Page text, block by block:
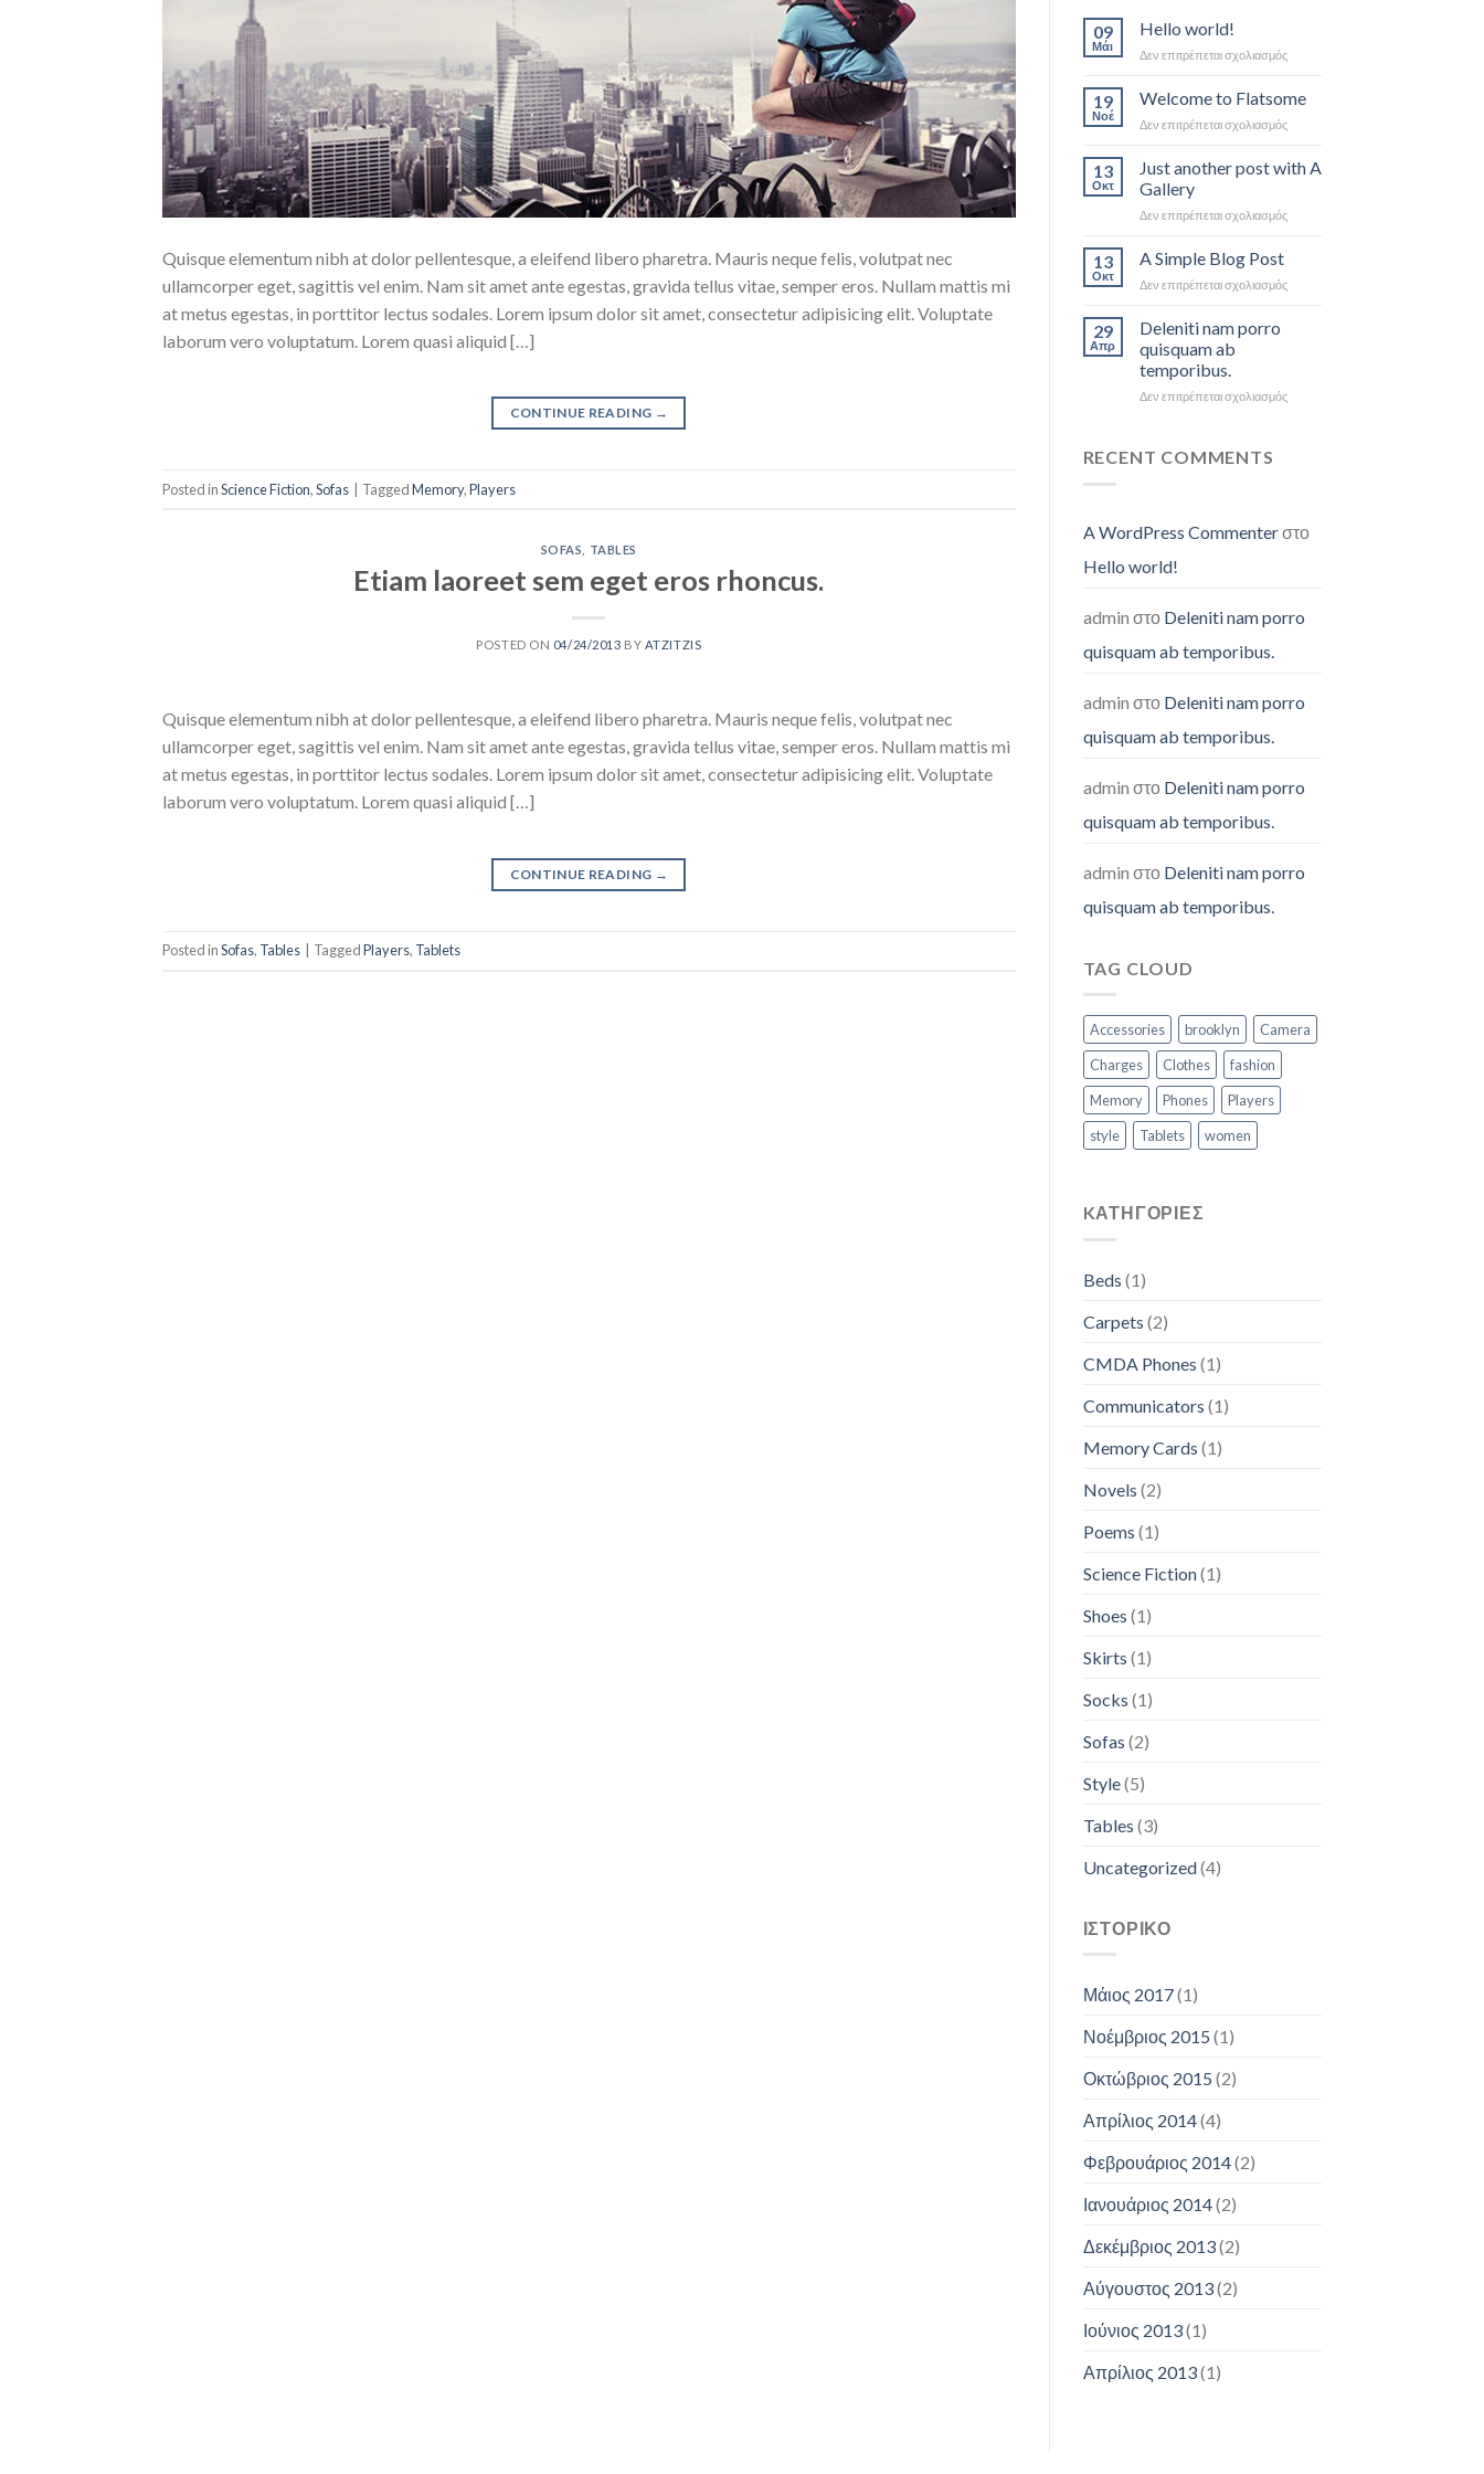
Quisque elementum nibh at dolor pellentesque, a eleifend libero pharetra. Mauris neque felis, volutpat nec
ullamcorper eget, sagittis vel enim. Nam sit amet ante egestas, gravida tellus vitae, semper eros. Nullam mattis mi
at metus egestas, in porttitor lectus sodales. Lorem ipsum dolor sit amet, consectetur adipisicing elit. Voluptate
laborum vero voluptatum. Lorem quasi aliquid […]
CONTINUE READING →
Posted inScience Fiction,Sofas TaggedMemory,Players
SOFAS TABLES
Etiam laoreet sem eget eros rhoncus.
POSTED ON 04/24/2013 BY ATZITZIS
Quisque elementum nibh at dolor pellentesque, a eleifend libero pharetra. Mauris neque felis, volutpat nec
ullamcorper eget, sagittis vel enim. Nam sit amet ante egestas, gravida tellus vitae, semper eros. Nullam mattis mi
at metus egestas, in porttitor lectus sodales. Lorem ipsum dolor sit amet, consectetur adipisicing elit. Voluptate
laborum vero voluptatum. Lorem quasi aliquid […]
CONTINUE READING →
Posted inSofas, Tables TaggedPlayers, Tablets
09
Μάι
Hello world!
Δεν επιτρέπεται σχολιασμόςστο
19
Νοέ
Welcome to Flatsome
Δεν επιτρέπεται σχολιασμόςστο
to
13
Οκτ
Just another post with A
Gallery
Δεν επιτρέπεται σχολιασμόςστο
with
13
Οκτ
A Simple Blog Post
Δεν επιτρέπεται σχολιασμόςστο
29
Απρ
Deleniti nam porro
quisquam ab
temporibus.
Δεν επιτρέπεται σχολιασμόςστο
RECENT COMMENTS
A WordPress Commenterστο
Hello world!
admin στο Deleniti nam porro
quisquam ab temporibus.
admin στο Deleniti nam porro
quisquam ab temporibus.
admin στο Deleniti nam porro
quisquam ab temporibus.
admin στο Deleniti nam porro
quisquam ab temporibus.
TAG CLOUD
Accessories brooklyn
Camera
Charges
Clothes
fashion
Memory
Phones
Players
style
Tablets women
KΑΤΗΓΟΡΊΕΣ
Beds (1)
Carpets (2)
CMDA Phones (1)
Communicators (1)
Memory Cards (1)
Novels (2)
Poems (1)
Science Fiction(1)
Shoes (1)
Skirts (1)
Socks (1)
Sofas (2)
Style(5)
Tables (3)
Uncategorized(4)
ΙΣΤΟΡΙΚΌ
Μάιος 2017(1)
Νοέμβριος 2015 (1)
Οκτώβριος 2015 (2)
Απρίλιος 2014(4)
Φεβρουάριος 2014(2)
Ιανουάριος 2014(2)
Δεκέμβριος 2013(2)
Αύγουστος 2013(2)
Ιούνιος 2013(1)
Απρίλιος 2013(1)